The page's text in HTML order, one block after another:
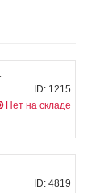
ID: 1215
Нет на складе
ID: 4819